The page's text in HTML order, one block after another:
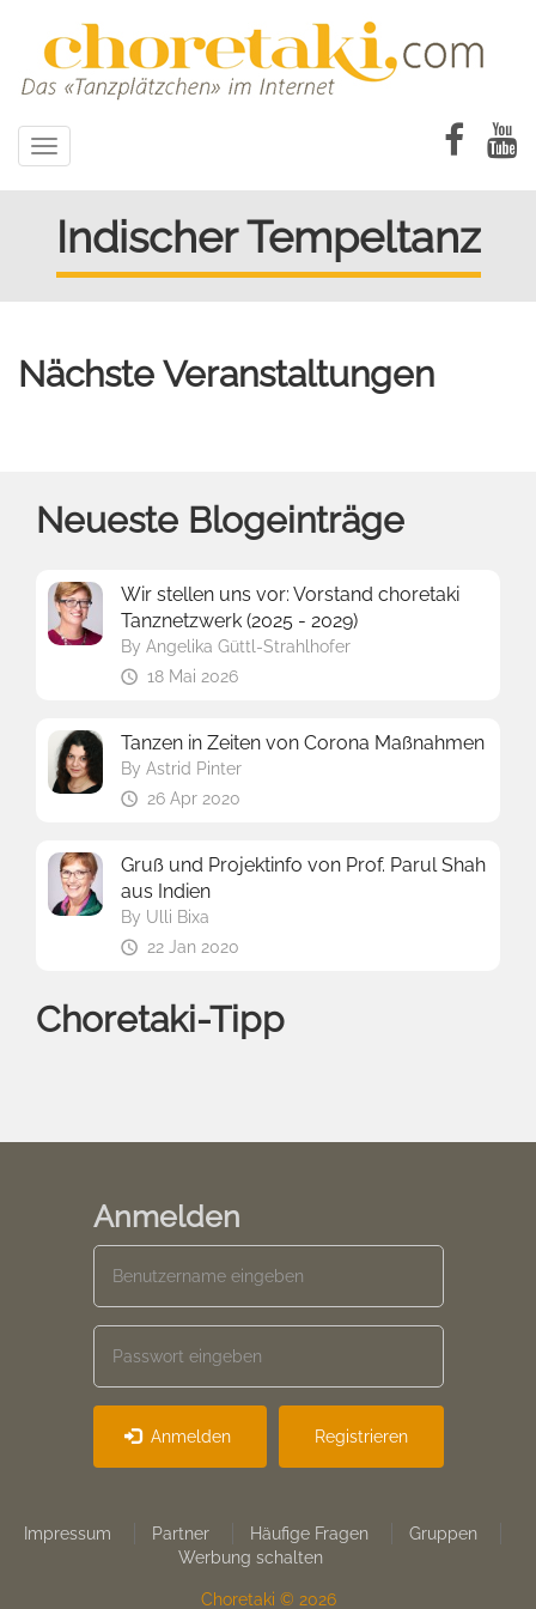
Toggle
navigation
Indischer Tempeltanz
Nächste Veranstaltungen
Neueste Blogeinträge
Wir stellen uns vor: Vorstand choretaki
Tanznetzwerk (2025 - 2029)
ByAngelika Güttl-Strahlhofer
18 Mai 2026
Tanzen in Zeiten von Corona Maßnahmen
ByAstrid Pinter
26 Apr 2020
Gruß und Projektinfo von Prof. Parul Shah
aus Indien
By Ulli Bixa
22 Jan 2020
Choretaki-Tipp
Anmelden
Anmelden Registrieren
Footer
Impressum Partner Häufige Fragen
Gruppen
Werbung schalten
Choretaki © 2026